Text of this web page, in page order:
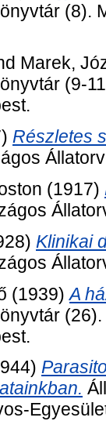
(8).
Marek,
(9-
Részletes
(1917)
Klinikai
(1939)A